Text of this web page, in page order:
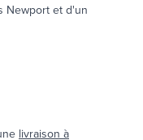
Newport et d'un
livraison à